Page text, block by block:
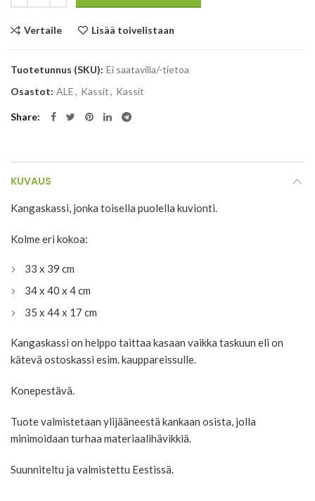
Vertaile Lisää toivelistaan
Tuotetunnus (SKU): Ei saatavilla/-tietoa
Osastot: ALE, Kassit, Kassit
Share
KUVAUS
Kangaskassi, jonka toisella puolella kuvionti.
Kolme eri kokoa:
33 x 39 cm
34 x 40 x 4 cm
35 x 44 x 17 cm
Kangaskassi on helppo taittaa kasaan vaikka taskuun eli on
kätevä ostoskassi esim. kauppareissulle.
Konepestävä.
Tuote valmistetaan ylijääneestä kankaan osista, jolla
minimoidaan turhaa materiaalihävikkiä.
Suunniteltu ja valmistettu Eestissä.